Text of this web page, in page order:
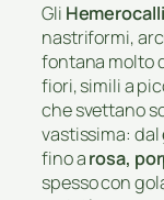
Gli
nastriformi,
fontana molto
fiori, simili a
che svettano
vastissima: dal
fino arosa,
spesso con